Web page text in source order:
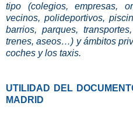
tipo (colegios, empresas,
vecinos, polideportivos,
barrios, parques,
trenes, aseos…) y ámbitos
coches y los taxis.
UTILIDAD DEL
MADRID